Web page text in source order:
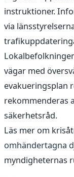
instruktioner.
via
vägar med
evakueringsplan
rekommenderas
säkerhetsråd.
Läs mer om
omhändertagna
myndigheternas